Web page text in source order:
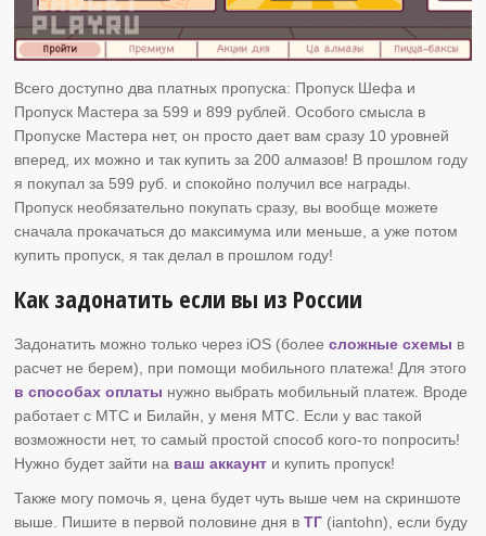
Всего доступно два платных пропуска: Пропуск Шефа и
Пропуск Мастера за 599 и 899 рублей. Особого смысла в
Пропуске Мастера нет, он просто дает вам сразу 10 уровней
вперед, их можно и так купить за 200 алмазов! В прошлом году
я покупал за 599 руб. и спокойно получил все награды.
Пропуск необязательно покупать сразу, вы вообще можете
сначала прокачаться до максимума или меньше, а уже потом
купить пропуск, я так делал в прошлом году!
Как задонатить если вы из России
Задонатить можно только через iOS (болеесложные схемы в
расчет не берем), при помощи мобильного платежа! Для этого
в способах оплаты нужно выбрать мобильный платеж. Вроде
работает с МТС и Билайн, у меня МТС. Если у вас такой
возможности нет, то самый простой способ кого-то попросить!
Нужно будет зайти на ваш аккаунт и купить пропуск!
Также могу помочь я, цена будет чуть выше чем на скриншоте
выше. Пишите в первой половине дня вТГ (iantohn), если буду